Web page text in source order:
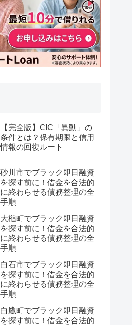
【完全版】CIC「異動」の
条件とは？保有期限と信用
情報の回復ルート
砂川市でブラック即日融資
を探す前に！借金を合法的
に終わらせる債務整理の全
手順
大槌町でブラック即日融資
を探す前に！借金を合法的
に終わらせる債務整理の全
手順
白石市でブラック即日融資
を探す前に！借金を合法的
に終わらせる債務整理の全
手順
白鷹町でブラック即日融資
を探す前に！借金を合法的